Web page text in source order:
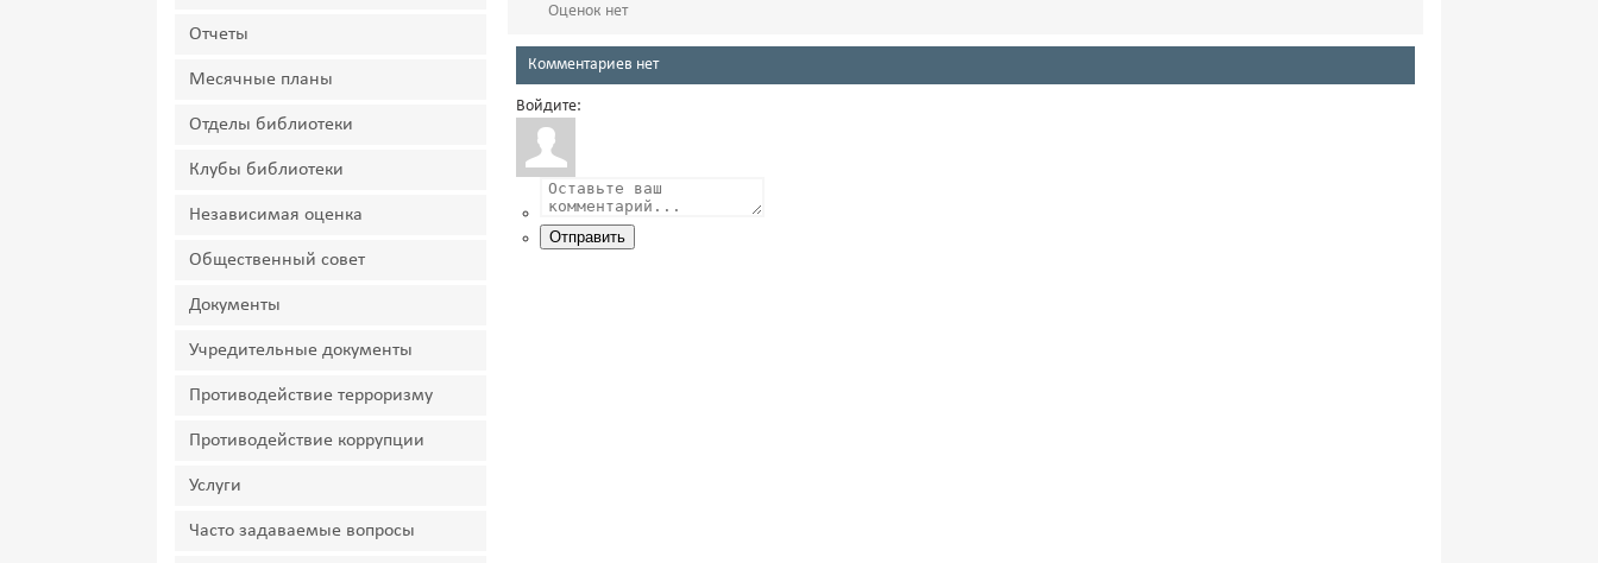
Отчеты
Месячные планы
Отделы библиотеки
Клубы библиотеки
Независимая оценка
Общественный совет
Документы
Учредительные документы
Противодействие терроризму
Противодействие коррупции
Услуги
Часто задаваемые вопросы
Оценок нет
Комментариев нет
Войдите:
Отправить